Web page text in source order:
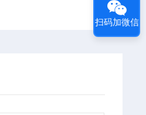
扫码加微信